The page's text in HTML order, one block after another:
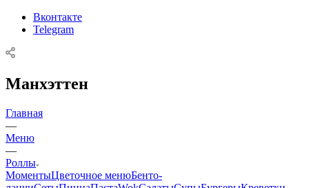
Вконтакте
Telegram
Манхэттен
Главная
—
Меню
—
Роллы
МоментыЦветочное менюБенто-